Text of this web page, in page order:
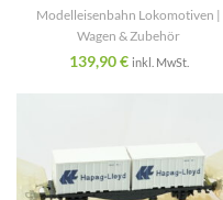
Modelleisenbahn Lokomotiven |
Wagen & Zubehör
139,90€ inkl. MwSt.